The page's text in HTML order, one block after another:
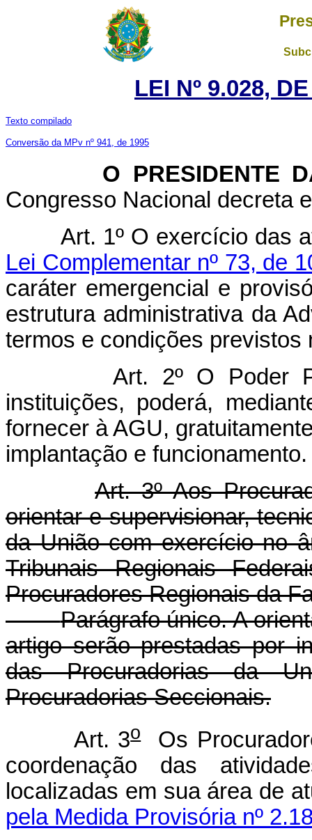
LEI Nº 9.028,
Texto compilado
Conversão da MPv nº 941, de 1995
O PRESIDENTE DA
Congresso Nacional decreta
Art. 1º O exercício das
Lei Complementar nº 73, de
caráter emergencial e
estrutura administrativa da
termos e condições previstos
Art. 2º O Poder
instituições, poderá,
fornecer à AGU,
implantação e funcionamento.
Art. 3º Aos
orientar e supervisionar,
da União com exercício no
Tribunais Regionais
Procuradores Regionais da
Parágrafo único. A
artigo serão prestadas por
das Procuradorias da
Procuradorias Seccionais.
Art. 3oOs
coordenação das
localizadas em sua área de
pela Medida Provisória nº